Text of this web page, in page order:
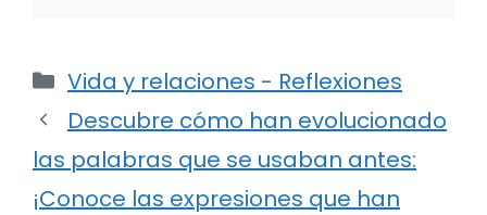
Categorías
Vida y relaciones - Reflexiones
Descubre cómo han evolucionado
las palabras que se usaban antes:
¡Conoce las expresiones que han